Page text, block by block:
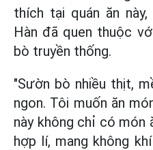
thích tại quán ăn
Hàn đã quen thuộc
bò truyền thống.
"Sườn bò nhiều thịt,
ngon. Tôi muốn ăn
này không chỉ có món
hợp lí, mang không